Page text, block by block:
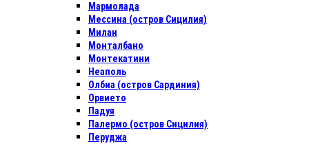
Мармолада
Мессина (остров Сицилия)
Милан
Монталбано
Монтекатини
Неаполь
Олбиа (остров Сардиния)
Орвието
Падуя
Палермо (остров Сицилия)
Перуджа